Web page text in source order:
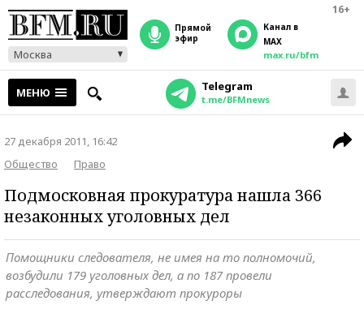
16+
Москва
прямой
эфир
Канал в
MAX
max.ru/bfm
МЕНЮ Telegram
t.me/BFMnews
27 декабря 2011, 16:42
Общество
Право
Подмосковная прокуратура нашла 366
незаконных уголовных дел
Помощники следователя, не имея на то полномочий,
возбудили 179 уголовных дел, а по 187 провели
расследования, утверждают прокуроры